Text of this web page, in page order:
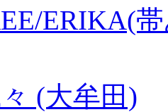
ERIKA(
(大牟田)